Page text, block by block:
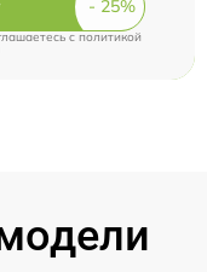
cполитикой